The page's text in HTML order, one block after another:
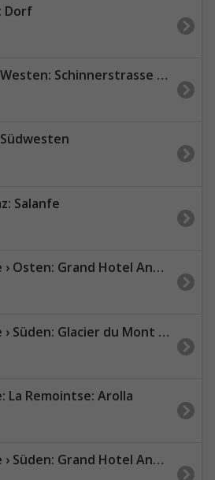
Dorf
Schinnerstrasse 96
Südwesten
Salanfe
And Kurhaus - Valais, Suisse: Aiguille de la Tza, Douves Blanches, Maya
Glacier du Mont Collon - Mont Collon - La Singla
La Remointse: Arolla
Hotel And Kurhaus - Valais, Suisse: Arolla, piste des Fontanesses